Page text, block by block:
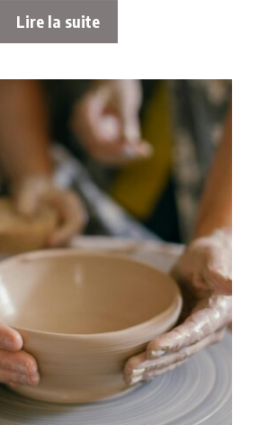
Lire la suite